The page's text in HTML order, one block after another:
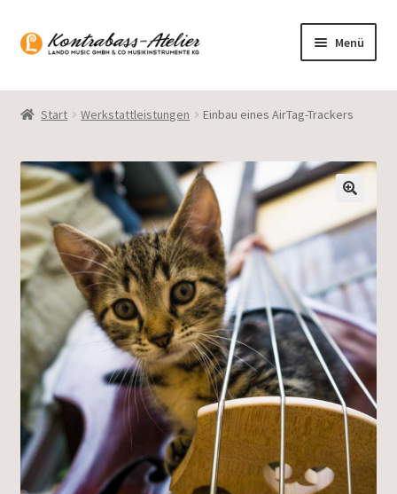
Zur
Navigation
Zum
Inhalt
Menü
Startseite
Sortiment
Gasparo Bass
Presto Strings
Deutsch
öffnen
Start Werkstattleistungen Einbau eines AirTag-Trackers